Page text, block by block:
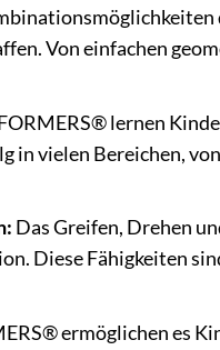
Von einfachen
lernen
in vielen Bereichen,
Das Greifen, Drehen
Diese Fähigkeiten
ermöglichen es